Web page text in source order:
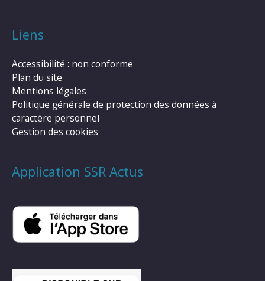
Liens
Accessibilité : non conforme
Plan du site
Mentions légales
Politique générale de protection des données à
caractère personnel
Gestion des cookies
Application SSR Actus